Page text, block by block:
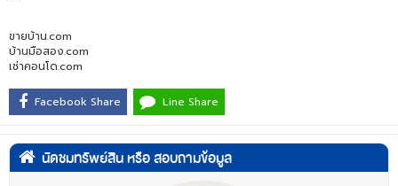
ขายบ้าน.com
บ้านมือสอง.com
เช่าคอนโด.com
Facebook Share Line Share
นัดชมทรัพย์สิน หรือ สอบถามข้อมูล